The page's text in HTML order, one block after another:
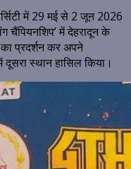
में 29 मई से 2 जून 2026
चैंपियनशिप’ में देहरादून के
प्रदर्शन कर अपने
दूसरा स्थान हासिल किया।